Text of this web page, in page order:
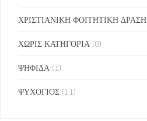
ΧΡΙΣΤΙΑΝΙΚΗ ΦΟΙΤΗΤΙΚΗ ΔΡΑΣΗ
ΧΩΡΙΣ ΚΑΤΗΓΟΡΙΑ (0)
ΨΗΦΙΔΑ (1)
ΨΥΧΟΓΙΟΣ (11)